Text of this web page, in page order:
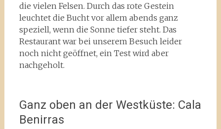
die vielen Felsen. Durch das rote Gestein
leuchtet die Bucht vor allem abends ganz
speziell, wenn die Sonne tiefer steht. Das
Restaurant war bei unserem Besuch leider
noch nicht geöffnet, ein Test wird aber
nachgeholt.
Ganz oben an der Westküste: Cala
Benirras